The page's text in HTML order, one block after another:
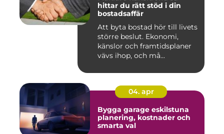
hittar du rätt stöd i din
bostadsaffär
Att byta bostad hör till livets
större beslut. Ekonomi,
känslor och framtidsplaner
vävs ihop, och må...
04. apr
Bygga garage eskilstuna
planering, kostnader och
smarta val